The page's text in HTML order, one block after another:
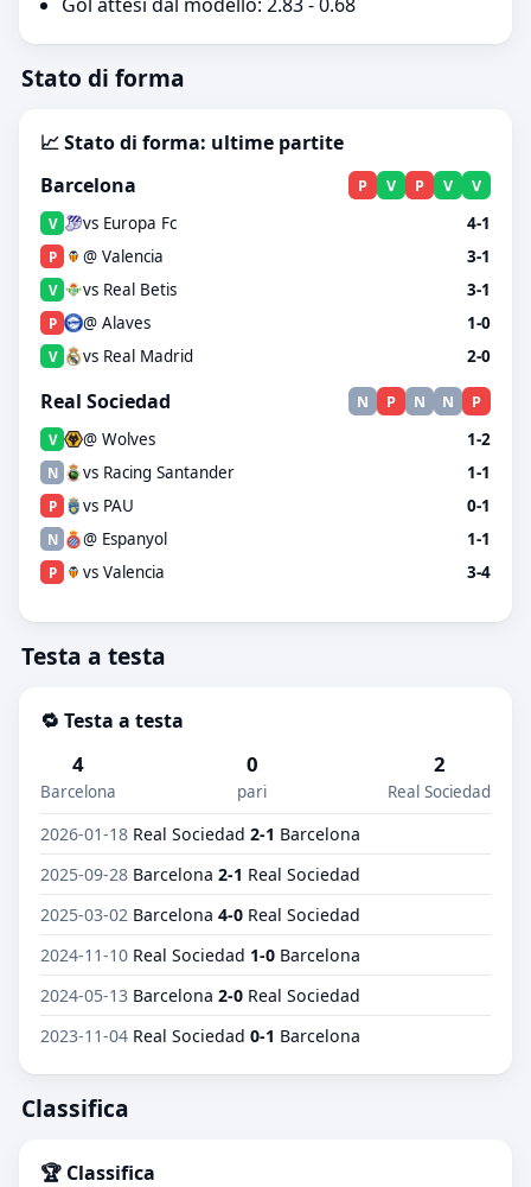
Stato di forma
📈 Stato di forma: ultime partite
Barcelona
P V P V V
V vs Europa Fc 4-1
P @ Valencia 3-1
V vs Real Betis 3-1
P @ Alaves 1-0
V vs Real Madrid 2-0
Real Sociedad N P N N P
V @ Wolves 1-2
N vs Racing Santander 1-1
P vs PAU 0-1
N @ Espanyol 1-1
P vs Valencia 3-4
Testa a testa
🔁 Testa a testa
4
Barcelona
0
pari
2
Real Sociedad
2026-01-18 Real Sociedad 2-1 Barcelona
2025-09-28 Barcelona 2-1 Real Sociedad
2025-03-02 Barcelona 4-0 Real Sociedad
2024-11-10 Real Sociedad 1-0 Barcelona
2024-05-13 Barcelona 2-0 Real Sociedad
2023-11-04 Real Sociedad 0-1 Barcelona
Classifica
🏆 Classifica